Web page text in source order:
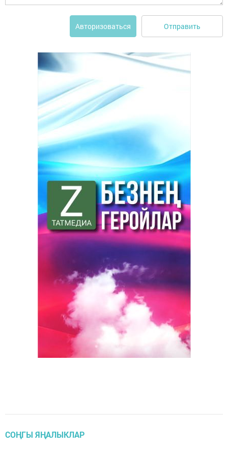
Авторизоваться Отправить
СОҢГЫ ЯҢАЛЫКЛАР